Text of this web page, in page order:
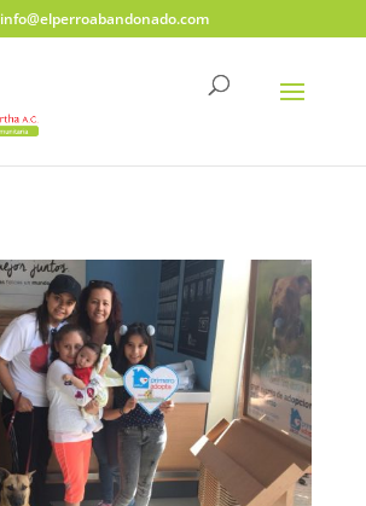
info@elperroabandonado.com